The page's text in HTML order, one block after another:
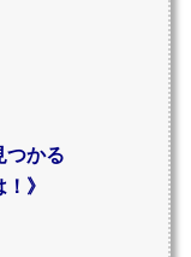
つかる
》